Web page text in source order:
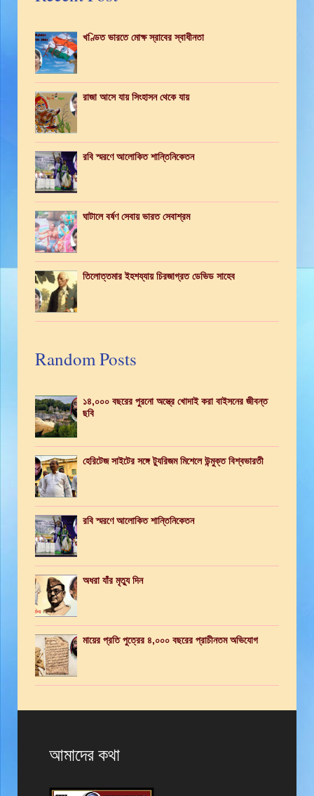
খণ্ডিত ভারতে মোক্ষ স্রাবের স্বাধীনতা
রাজা আসে যায় সিংহাসন থেকে যায়
রবি স্মরণে আলোকিত শান্তিনিকেতন
ঘাটালে বর্ষণ সেবায় ভারত সেবাশ্রম
তিলোত্তমার ইহশয্যায় চিরজাগ্রত ডেভিড সাহেব
Random Posts
১৪,০০০ বছরের পুরনো অস্ত্রে খোদাই করা বাইসনের জীবন্ত
ছবি
হেরিটেজ সাইটের সঙ্গে ট্যুরিজম মিশেলে উন্মুক্ত বিশ্বভারতী
রবি স্মরণে আলোকিত শান্তিনিকেতন
অধরা যাঁর মৃত্যু দিন
মায়ের প্রতি পুত্রের ৪,০০০ বছরের প্রাচীনতম অভিযোগ
আমাদের কথা